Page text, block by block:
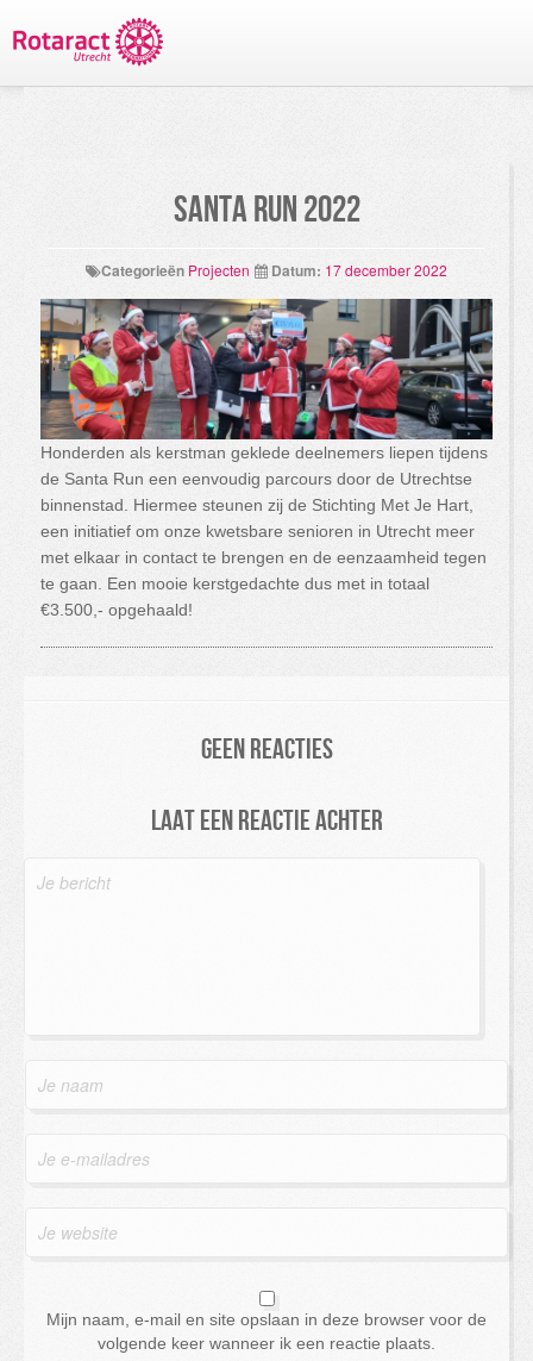
Santa Run 2022
Categorieën Projecten Datum: 17 december 2022
Honderden als kerstman geklede deelnemers liepen tijdens
de Santa Run een eenvoudig parcours door de Utrechtse
binnenstad. Hiermee steunen zij de Stichting Met Je Hart,
een initiatief om onze kwetsbare senioren in Utrecht meer
met elkaar in contact te brengen en de eenzaamheid tegen
te gaan. Een mooie kerstgedachte dus met in totaal
€3.500,- opgehaald!
Geen reacties
Laat een reactie achter
Mijn naam, e-mail en site opslaan in deze browser voor de
volgende keer wanneer ik een reactie plaats.